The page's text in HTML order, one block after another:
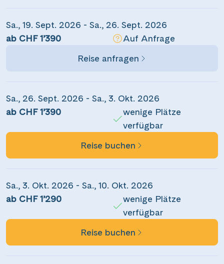
Zauberhafte Wasserwege Südhollands
Messenger
Sa., 19. Sept. 2026 - Sa., 26. Sept. 2026
ab CHF 1’390
Auf Anfrage
Reise anfragen
Sa., 26. Sept. 2026 - Sa., 3. Okt. 2026
ab CHF 1’390
wenige Plätze
verfügbar
Reise buchen
Sa., 3. Okt. 2026 - Sa., 10. Okt. 2026
ab CHF 1’290
wenige Plätze
verfügbar
Reise buchen
Nicht erneut fragen